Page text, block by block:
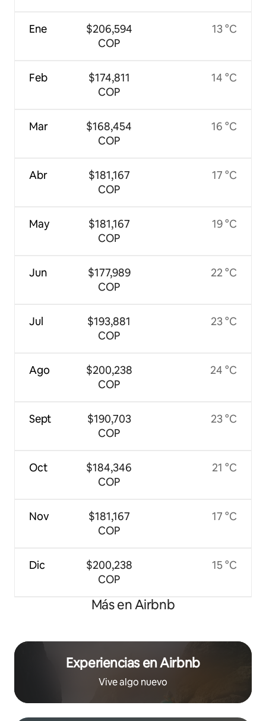
Ene
Feb
Mar
Abr
May
Jun
Jul
Ago
Sept
Oct
Nov
Dic
$206,594
COP
$174,811
COP
$168,454
COP
$181,167
COP
$181,167
COP
$177,989
COP
$193,881
COP
$200,238
COP
$190,703
COP
$184,346
COP
$181,167
COP
$200,238
COP
13 °C
14 °C
16 °C
17 °C
19 °C
22 °C
23 °C
24 °C
23 °C
21 °C
17 °C
15 °C
Más en Airbnb
Experiencias en Airbnb
Vive algo nuevo